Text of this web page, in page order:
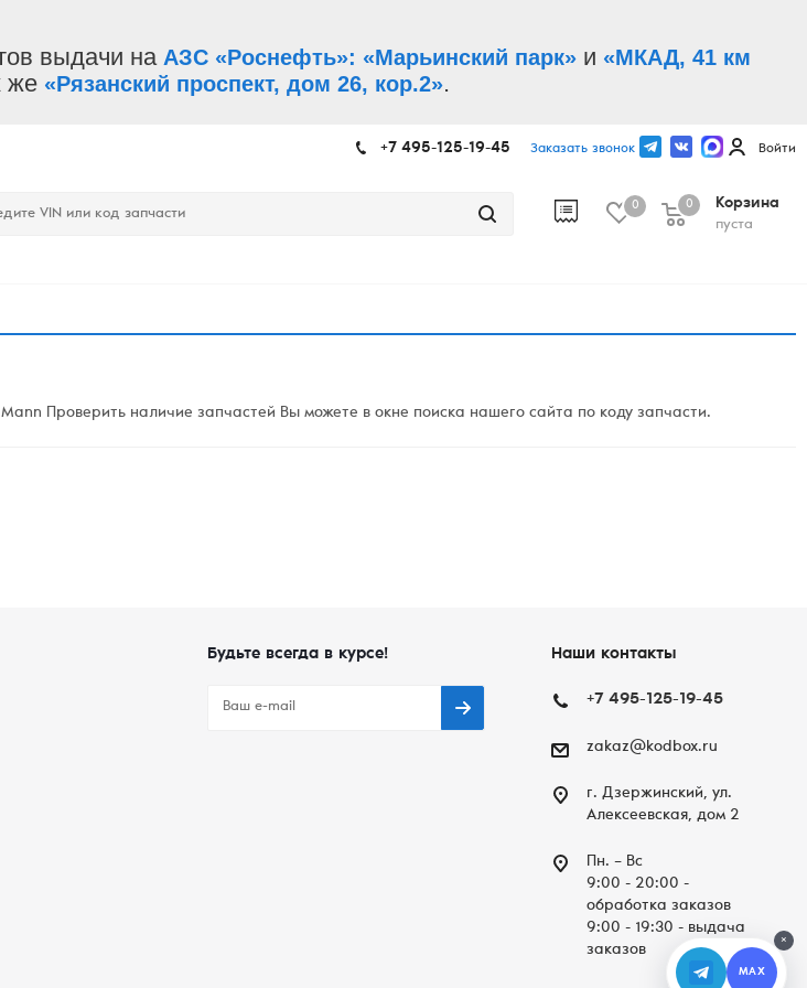
выдачи на АЗС «Роснефть»: «Марьинский парк» и «МКАД, 41 км
же «Рязанский проспект, дом 26, кор.2».
+7 495-125-19-45 Заказать звонок Войти
0
Корзина
пуста
0
Проверить наличие запчастей Вы можете в окне поиска нашего сайта по коду запчасти.
Будьте всегда в курсе! Наши контакты
+7 495-125-19-45
zakaz@kodbox.ru
г. Дзержинский, ул.
Алексеевская, дом 2
Пн. – Вc
9:00 - 20:00 -
обработка заказов
9:00 - 19:30 - выдача
заказов
×
MAX